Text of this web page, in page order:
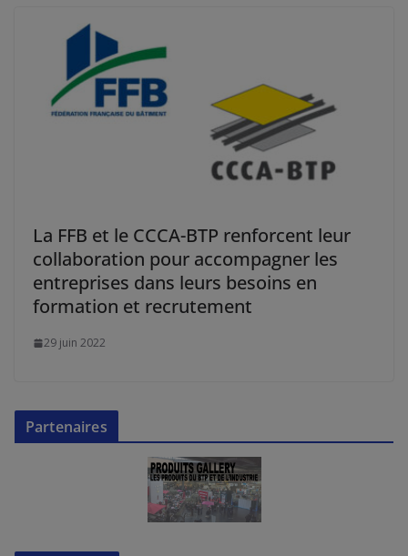
La FFB et le CCCA-BTP renforcent leur
collaboration pour accompagner les
entreprises dans leurs besoins en
formation et recrutement
29 juin 2022
Partenaires